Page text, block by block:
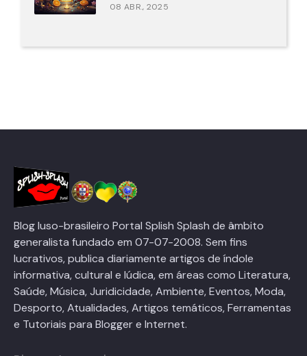
08 ABR., 2025
Blog luso-brasileiro Portal Splish Splash de âmbito
generalista fundado em 07-07-2008. Sem fins
lucrativos, publica diariamente artigos de índole
informativa, cultural e lúdica, em áreas como Literatura,
Saúde, Música, Juridicidade, Ambiente, Eventos, Moda,
Desporto, Atualidades, Artigos temáticos, Ferramentas
e Tutoriais para Blogger e Internet.